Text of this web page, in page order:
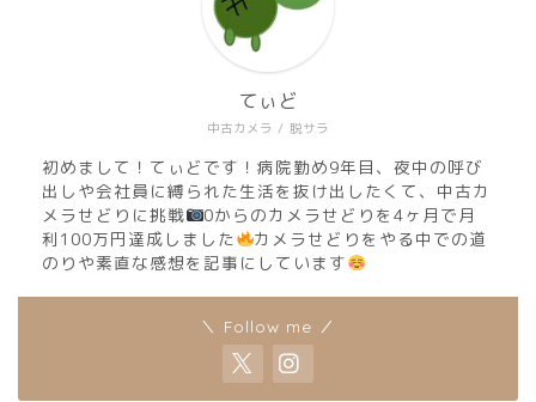
中古カメラ / 脱サラ
てぃど
初めまして！てぃどです！病院勤め9年目、夜中の呼び
出しや会社員に縛られた生活を抜け出したくて、中古カ
メラせどりに挑戦
0からのカメラせどりを4ヶ月で月
利100万円達成しました
カメラせどりをやる中での道
のりや素直な感想を記事にしています
＼ Follow me ／